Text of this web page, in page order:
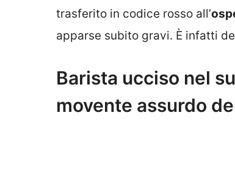
trasferito in codice rosso all’
apparse subito gravi. È infatti
Barista ucciso nel
movente assurdo